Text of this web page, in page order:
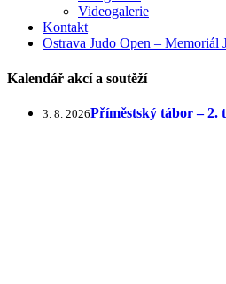
Videogalerie
Kontakt
Ostrava Judo Open – Memoriál
Kalendář akcí a soutěží
3. 8. 2026Příměstský tábor – 2.